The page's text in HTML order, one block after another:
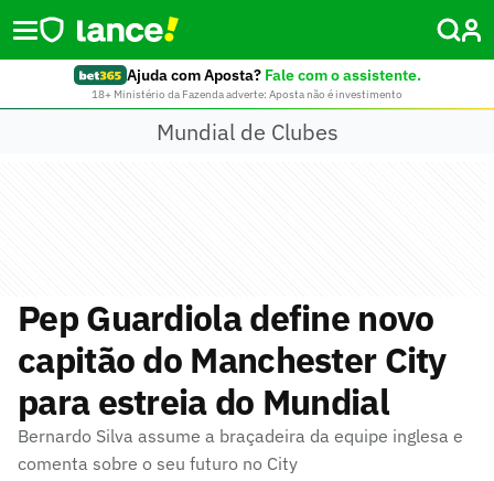
Ajuda com Aposta? Fale com o assistente.
18+ Ministério da Fazenda adverte: Aposta não é investimento
Mundial de Clubes
Pep Guardiola define novo
capitão do Manchester City
para estreia do Mundial
Bernardo Silva assume a braçadeira da equipe inglesa e
comenta sobre o seu futuro no City